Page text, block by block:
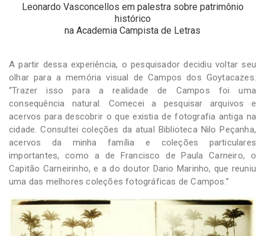
Leonardo Vasconcellos em palestra sobre patrimônio
histórico
na Academia Campista de Letras
A partir dessa experiência, o pesquisador decidiu voltar seu
olhar para a memória visual de Campos dos Goytacazes.
“Trazer isso para a realidade de Campos foi uma
consequência natural. Comecei a pesquisar arquivos e
acervos para descobrir o que existia de fotografia antiga na
cidade. Consultei coleções da atual Biblioteca Nilo Peçanha,
acervos da minha família e coleções particulares
importantes, como a de Francisco de Paula Carneiro, o
Capitão Carneirinho, e a do doutor Dario Marinho, que reuniu
uma das melhores coleções fotográficas de Campos.”